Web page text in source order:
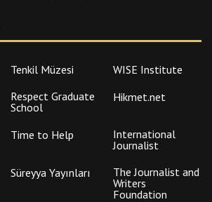
Tenkil Müzesi
WISE Institute
Respect Graduate
School
Hikmet.net
Time to Help
International
Journalist
Süreyya Yayınları
The Journalist and
Writers
Foundation